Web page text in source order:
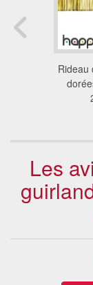
Rideau
Les